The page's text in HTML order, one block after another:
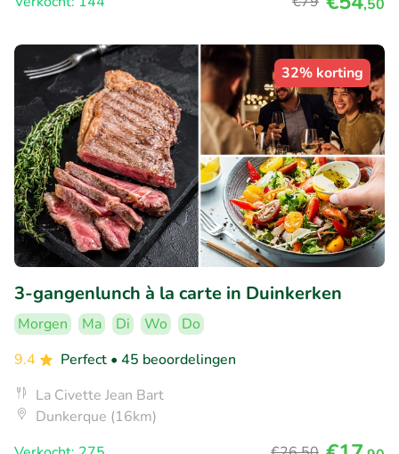
,50
32% korting
3-gangenlunch à la carte in Duinkerken
Morgen Ma Di Wo
Do
9.4
Perfect • 45 beoordelingen
La Civette Jean Bart
Dunkerque (16km)